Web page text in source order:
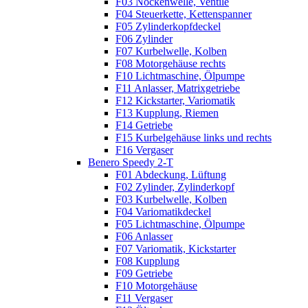
F04 Steuerkette, Kettenspanner
F05 Zylinderkopfdeckel
F06 Zylinder
F07 Kurbelwelle, Kolben
F08 Motorgehäuse rechts
F10 Lichtmaschine, Ölpumpe
F11 Anlasser, Matrixgetriebe
F12 Kickstarter, Variomatik
F13 Kupplung, Riemen
F14 Getriebe
F15 Kurbelgehäuse links und rechts
F16 Vergaser
Benero Speedy 2-T
F01 Abdeckung, Lüftung
F02 Zylinder, Zylinderkopf
F03 Kurbelwelle, Kolben
F04 Variomatikdeckel
F05 Lichtmaschine, Ölpumpe
F06 Anlasser
F07 Variomatik, Kickstarter
F08 Kupplung
F09 Getriebe
F10 Motorgehäuse
F11 Vergaser